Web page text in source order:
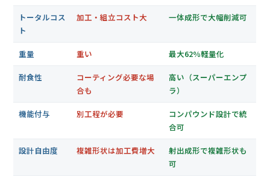
トータルコス
ト
加工・組立コスト大 一体成形で大幅削減可
重量 重い 最大62%軽量化
耐食性
コーティング必要な場
合も
高い（スーパーエンプ
ラ）
機能付与 別工程が必要
コンパウンド設計で統
合可
設計自由度 複雑形状は加工費増大
射出成形で複雑形状も
可